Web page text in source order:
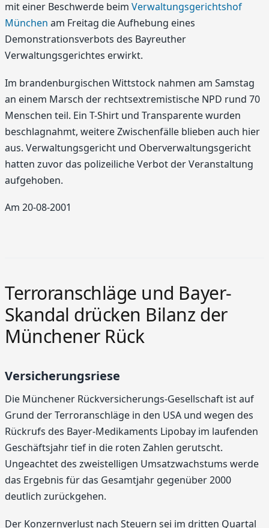
mit einer Beschwerde beim Verwaltungsgerichtshof
München am Freitag die Aufhebung eines
Demonstrationsverbots des Bayreuther
Verwaltungsgerichtes erwirkt.
Im brandenburgischen Wittstock nahmen am Samstag
an einem Marsch der rechtsextremistische NPD rund 70
Menschen teil. Ein T-Shirt und Transparente wurden
beschlagnahmt, weitere Zwischenfälle blieben auch hier
aus. Verwaltungsgericht und Oberverwaltungsgericht
hatten zuvor das polizeiliche Verbot der Veranstaltung
aufgehoben.
Am 20-08-2001
Terroranschläge und Bayer-
Skandal drücken Bilanz der
Münchener Rück
Versicherungsriese
Die Münchener Rückversicherungs-Gesellschaft ist auf
Grund der Terroranschläge in den USA und wegen des
Rückrufs des Bayer-Medikaments Lipobay im laufenden
Geschäftsjahr tief in die roten Zahlen gerutscht.
Ungeachtet des zweistelligen Umsatzwachstums werde
das Ergebnis für das Gesamtjahr gegenüber 2000
deutlich zurückgehen.
Der Konzernverlust nach Steuern sei im dritten Quartal